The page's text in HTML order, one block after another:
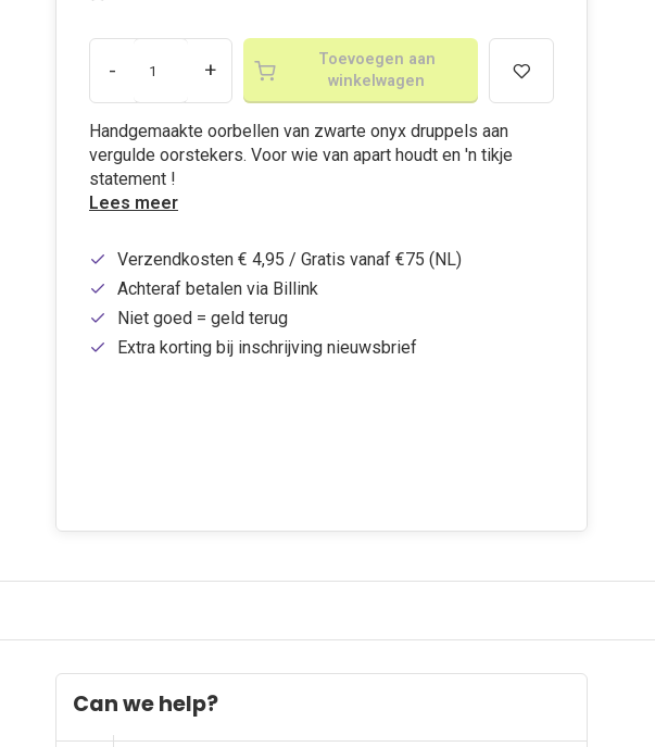
- +
Toevoegen aan
winkelwagen
Handgemaakte oorbellen van zwarte onyx druppels aan
vergulde oorstekers. Voor wie van apart houdt en 'n tikje
statement !
Lees meer
Verzendkosten € 4,95 / Gratis vanaf €75 (NL)
Achteraf betalen via Billink
Niet goed = geld terug
Extra korting bij inschrijving nieuwsbrief
Can we help?